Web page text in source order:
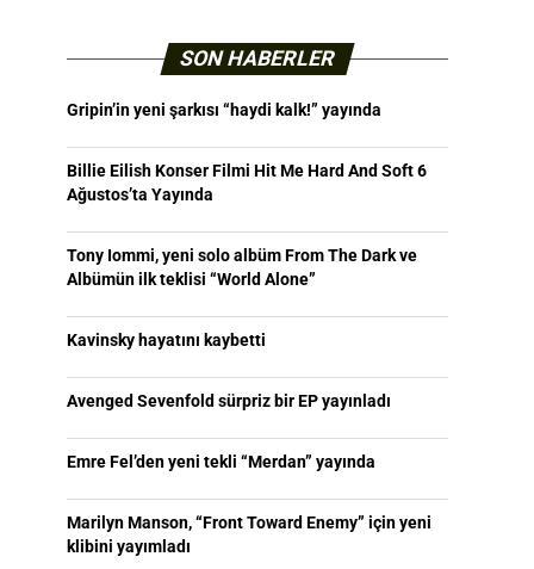
SON HABERLER
Gripin’in yeni şarkısı “haydi kalk!” yayında
Billie Eilish Konser Filmi Hit Me Hard And Soft 6
Ağustos’ta Yayında
Tony Iommi, yeni solo albüm From The Dark ve
Albümün ilk teklisi “World Alone”
Kavinsky hayatını kaybetti
Avenged Sevenfold sürpriz bir EP yayınladı
Emre Fel’den yeni tekli “Merdan” yayında
Marilyn Manson, “Front Toward Enemy” için yeni
klibini yayımladı